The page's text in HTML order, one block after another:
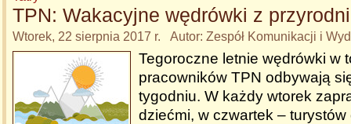
TPN: Wakacyjne wędrówki z
Wtorek, 22 sierpnia 2017 r. Autor: Zespół Komunikacji i
Tegoroczne letnie wędrówki w
pracowników TPN odbywają
tygodniu. W każdy wtorek
dziećmi, w czwartek – turystów